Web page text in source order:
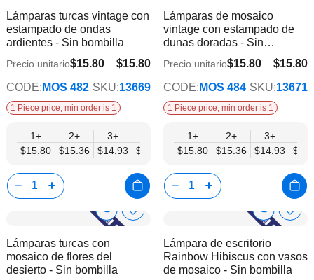
Info la
deseos
Lámparas turcas vintage con
estampado de ondas
ardientes - Sin bombilla
$15.80
$12.29
Precio unitario$15.80
CODE: MOS 482 SKU:13669
1 Piece price, min order is 1
1+
$15.80
2+
$15.36
3+
$14.93
$14.49
9+
$14.05
12+
$13.61
15+
$13.17
Info
lista
Lámparas de mosaico
vintage con estampado de
dunas doradas - Sin
$15.80
$12.29
Precio unitario$15.80
CODE: MOS 484 SKU:13671
1 Piece price, min order is 1
1+
$15.80
2+
$15.36
3+
$14.93
Show
Info
Añadir
Lámparas turcas con
mosaico de flores del
desierto - Sin bombilla
Show
Info
lista
de
Lámpara de escritorio
Rainbow Hibiscus con vasos
de mosaico - Sin bombilla